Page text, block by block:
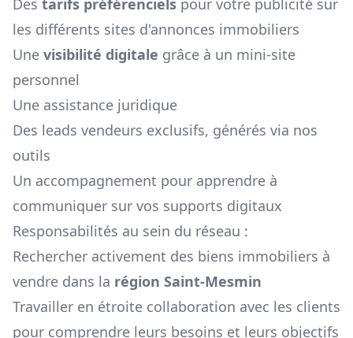
Des tarifs préférenciels pour votre publicité sur
les différents sites d'annonces immobiliers
Une visibilité digitale grâce à un mini-site
personnel
Une assistance juridique
Des leads vendeurs exclusifs, générés via nos
outils
Un accompagnement pour apprendre à
communiquer sur vos supports digitaux
Responsabilités au sein du réseau :
Rechercher activement des biens immobiliers à
vendre dans la région Saint-Mesmin
Travailler en étroite collaboration avec les clients
pour comprendre leurs besoins et leurs objectifs